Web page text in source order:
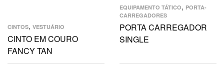
CINTOS, VESTUÁRIO
CINTO EM COURO
FANCY TAN
EQUIPAMENTO TÁTICO, PORTA-
CARREGADORES
PORTA CARREGADOR
SINGLE